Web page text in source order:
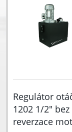
Regulátor
1202 1/2"
reverzace